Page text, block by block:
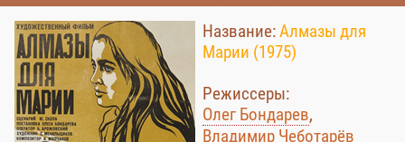
Название:Алмазы для
Марии (1975)
Режиссеры:
Олег Бондарев,
Владимир Чеботарёв